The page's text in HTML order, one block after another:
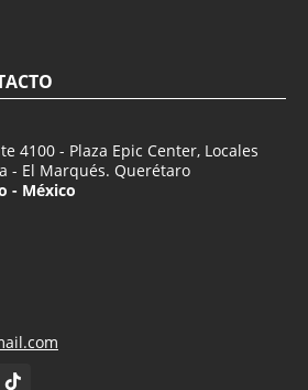
4100 - Plaza Epic Center, Locales
- El Marqués. Querétaro
- México
TikTok